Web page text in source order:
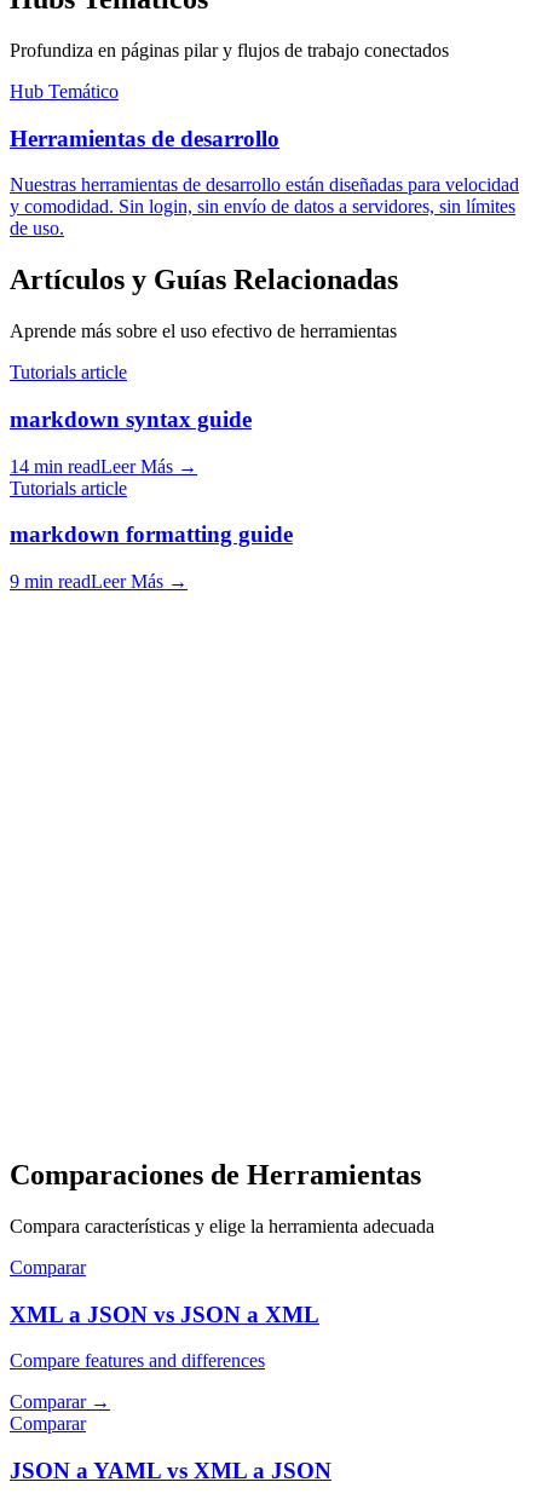
Profundiza en páginas pilar y flujos de trabajo conectados
Hub Temático
Herramientas de desarrollo
Nuestras herramientas de desarrollo están diseñadas para velocidad
y comodidad. Sin login, sin envío de datos a servidores, sin límites
de uso.
Artículos y Guías Relacionadas
Aprende más sobre el uso efectivo de herramientas
Tutorials article
markdown syntax guide
14 min readLeer Más →
Tutorials article
markdown formatting guide
9 min readLeer Más →
Comparaciones de Herramientas
Compara características y elige la herramienta adecuada
Comparar
XML a JSON vs JSON a XML
Compare features and differences
Comparar→
Comparar
JSON a YAML vs XML a JSON